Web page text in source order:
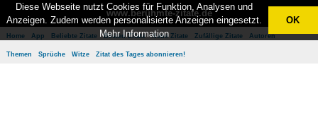
www.berühmte-zitate.de
Home App Beliebte Zitate Besten Zitate Neue Zitate Zufällige Zitate Autoren
Themen Sprüche Witze Zitat des Tages abonnieren!
Diese Webseite nutzt Cookies für Funktion, Analysen und
Anzeigen. Zudem werden personalisierte Anzeigen eingesetzt.
Mehr Information
OK